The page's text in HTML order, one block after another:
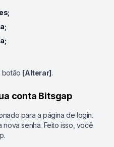
botão [Alterar] .
conta Bitsgap
para a página de login.
nova senha. Feito isso, você